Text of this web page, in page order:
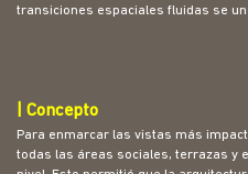
transiciones espaciales fluidas se
| Concepto
Para enmarcar las vistas más
todas las áreas sociales, terrazas y